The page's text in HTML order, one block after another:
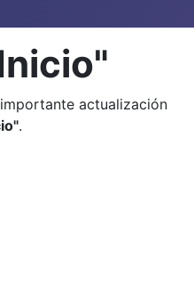
actualización
.